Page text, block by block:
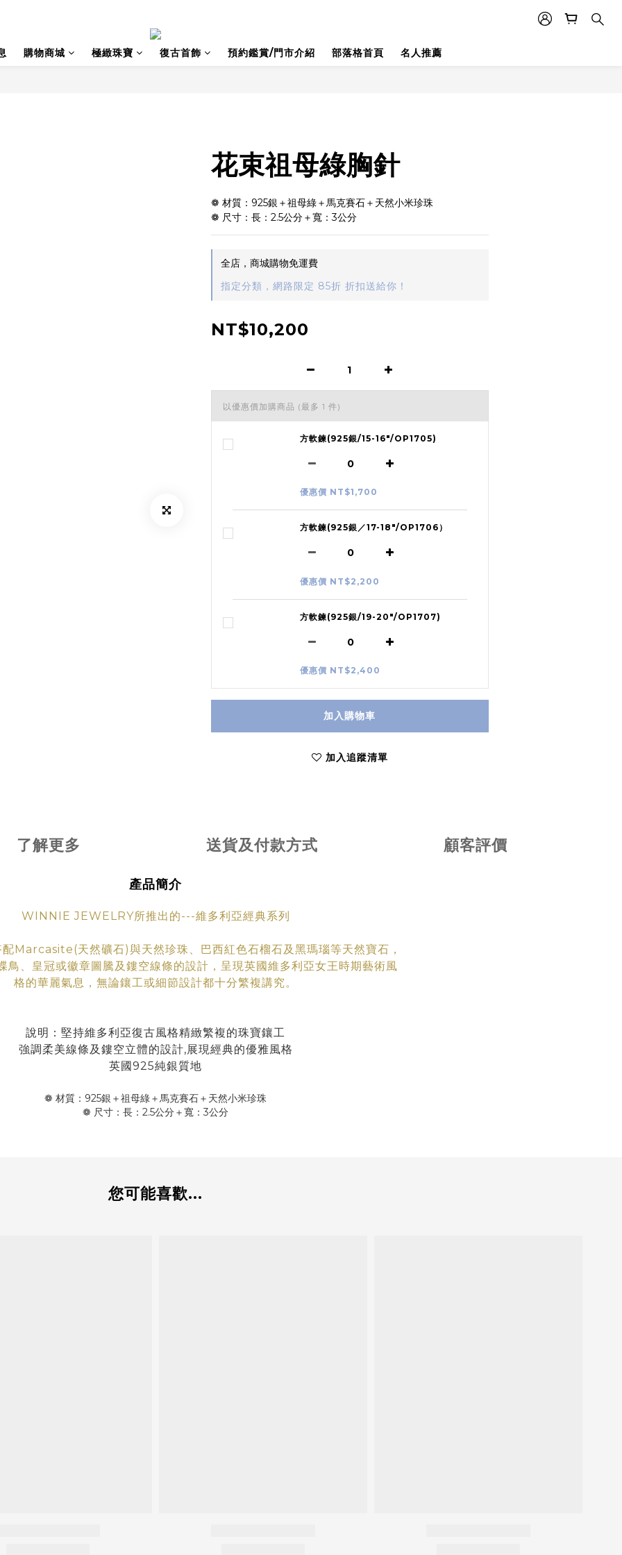
購物商城 極緻珠寶 復古首飾 預約鑑賞/門市介紹 部落格首頁 名人推薦
花束祖母綠胸針
❁ 材質：925銀＋祖母綠＋馬克賽石＋天然小米珍珠
❁ 尺寸：長：2.5公分＋寬：3公分
全店，商城購物免運費
指定分類，網路限定 85折 折扣送給你！
NT$10,200
以優惠價加購商品 (最多 1 件)
方軟鍊(925銀/15-16"/OP1705)
優惠價 NT$1,700
方軟鍊(925銀／17-18"/OP1706）
優惠價 NT$2,200
方軟鍊(925銀/19-20"/OP1707)
優惠價 NT$2,400
加入購物車
加入追蹤清單
了解更多 送貨及付款方式 顧客評價
產品簡介
WINNIE JEWELRY所推出的---維多利亞經典系列
Marcasite(天然礦石)與天然珍珠、巴西紅色石榴石及黑瑪瑙等天然寶石，
鳥、皇冠或徽章圖騰及鏤空線條的設計，呈現英國維多利亞女王時期藝術風
格的華麗氣息 ，無論鑲工或細節設計都十分繁複講究。
說明：堅持維多利亞復古風格精緻繁複的珠寶鑲工
強調柔美線條及鏤空立體的設計,展現經典的優雅風格
英國925純銀質地
❁ 材質：925銀＋祖母綠＋馬克賽石＋天然小米珍珠
❁ 尺寸：長：2.5公分＋寬：3公分
您可能喜歡...